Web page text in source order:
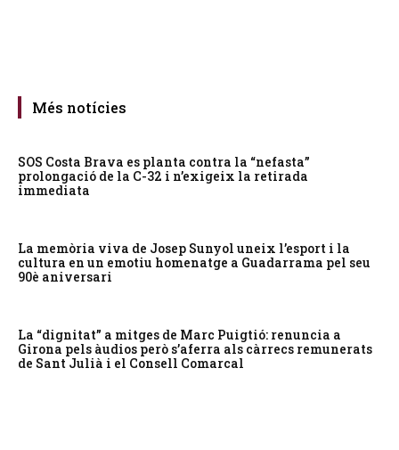
Més notícies
SOS Costa Brava es planta contra la “nefasta”
prolongació de la C-32 i n’exigeix la retirada
immediata
La memòria viva de Josep Sunyol uneix l’esport i la
cultura en un emotiu homenatge a Guadarrama pel seu
90è aniversari
La “dignitat” a mitges de Marc Puigtió: renuncia a
Girona pels àudios però s’aferra als càrrecs remunerats
de Sant Julià i el Consell Comarcal